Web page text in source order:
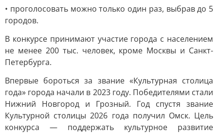
• проголосовать можно только один раз, выбрав до 5
городов.
В конкурсе принимают участие города с населением
не менее 200 тыс. человек, кроме Москвы и Санкт-
Петербурга.
Впервые бороться за звание «Культурная столица
года» города начали в 2023 году. Победителями стали
Нижний Новгород и Грозный. Год спустя звание
Культурной столицы 2026 года получил Омск. Цель
конкурса — поддержать культурное развитие